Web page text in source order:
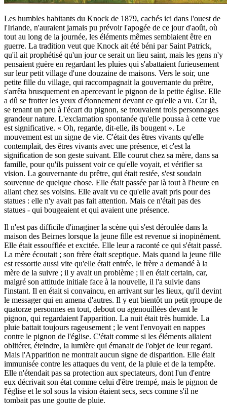
Les humbles habitants du Knock de 1879, cachés ici dans l'ouest de
l'Irlande, n'auraient jamais pu prévoir l'apogée de ce jour d'août, où
tout au long de la journée, les éléments mêmes semblaient être en
guerre. La tradition veut que Knock ait été béni par Saint Patrick,
qu'il ait prophétisé qu'un jour ce serait un lieu saint, mais les gens n'y
pensaient guère en regardant les pluies qui s'abattaient furieusement
sur leur petit village d'une douzaine de maisons. Vers le soir, une
petite fille du village, qui raccompagnait la gouvernante du prêtre,
s'arrêta brusquement en apercevant le pignon de la petite église. Elle
a dû se frotter les yeux d'étonnement devant ce qu'elle a vu. Car là,
se tenant un peu à l'écart du pignon, se trouvaient trois personnages
grandeur nature. L'exclamation spontanée qu'elle poussa à cette vue
est significative. « Oh, regarde, dit-elle, ils bougent ». Le
mouvement est un signe de vie. C'était des êtres vivants qu'elle
contemplait, des êtres vivants avec une présence, et c'est la
signification de son geste suivant. Elle courut chez sa mère, dans sa
famille, pour qu'ils puissent voir ce qu'elle voyait, et vérifier sa
vision. La gouvernante du prêtre, qui était restée, s'est soudain
souvenue de quelque chose. Elle était passée par là tout à l'heure en
allant chez ses voisins. Elle avait vu ce qu'elle avait pris pour des
statues : elle n'y avait pas fait attention. Mais ce n'était pas des
statues - qui bougeaient et qui avaient une présence.
Il n'est pas difficile d'imaginer la scène qui s'est déroulée dans la
maison des Beirnes lorsque la jeune fille est revenue si inopinément.
Elle était essoufflée et excitée. Elle leur a raconté ce qui s'était passé.
La mère écoutait ; son frère était sceptique. Mais quand la jeune fille
est ressortie aussi vite qu'elle était entrée, le frère a demandé à la
mère de la suivre ; il y avait un problème ; il en était certain, car,
malgré son attitude initiale face à la nouvelle, il l'a suivie dans
l'instant. Il en était si convaincu, en arrivant sur les lieux, qu'il devint
le messager qui en amena d'autres. Il y eut bientôt un petit groupe de
quatorze personnes en tout, debout ou agenouillées devant le
pignon, qui regardaient l'apparition. La nuit était très humide. La
pluie battait toujours rageusement ; le vent l'envoyait en nappes
contre le pignon de l'église. C'était comme si les éléments allaient
oblitérer, éteindre, la lumière qui émanait de l'objet de leur regard.
Mais l'Apparition ne montrait aucun signe de disparition. Elle était
immunisée contre les attaques du vent, de la pluie et de la tempête.
Elle n'étendait pas sa protection aux spectateurs, dont l'un d'entre
eux décrivait son état comme celui d'être trempé, mais le pignon de
l'église et le sol sous la vision étaient secs, secs comme s'il ne
tombait pas une goutte de pluie.